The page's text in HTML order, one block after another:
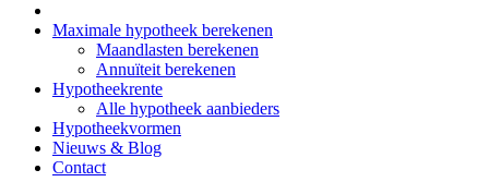
Maximale hypotheek berekenen
Maandlasten berekenen
Annuïteit berekenen
Hypotheekrente
Alle hypotheek aanbieders
Hypotheekvormen
Nieuws & Blog
Contact